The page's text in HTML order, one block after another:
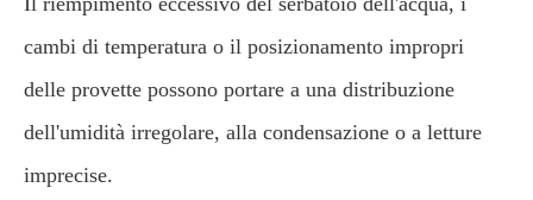
cambi di temperatura o il posizionamento impropri
delle provette possono portare a una distribuzione
dell'umidità irregolare, alla condensazione o a letture
imprecise.